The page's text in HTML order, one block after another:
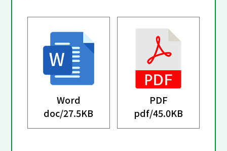
Word
doc/27.5KB
PDF
pdf/45.0KB